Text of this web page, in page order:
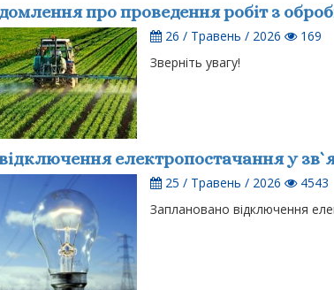
про проведення робіт з
26 / Травень / 2026
169
Зверніть увагу!
електропостачання у
25 / Травень / 2026
4543
Заплановано відключення